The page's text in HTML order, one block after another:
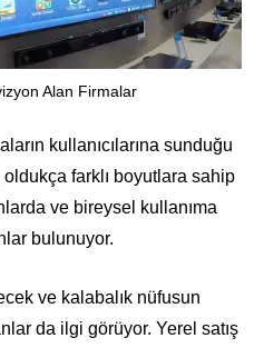
Alan Firmalar
kullanıcılarına sunduğu
farklı boyutlara sahip
ve bireysel kullanıma
bulunuyor.
ve kalabalık nüfusun
da ilgi görüyor. Yerel satış